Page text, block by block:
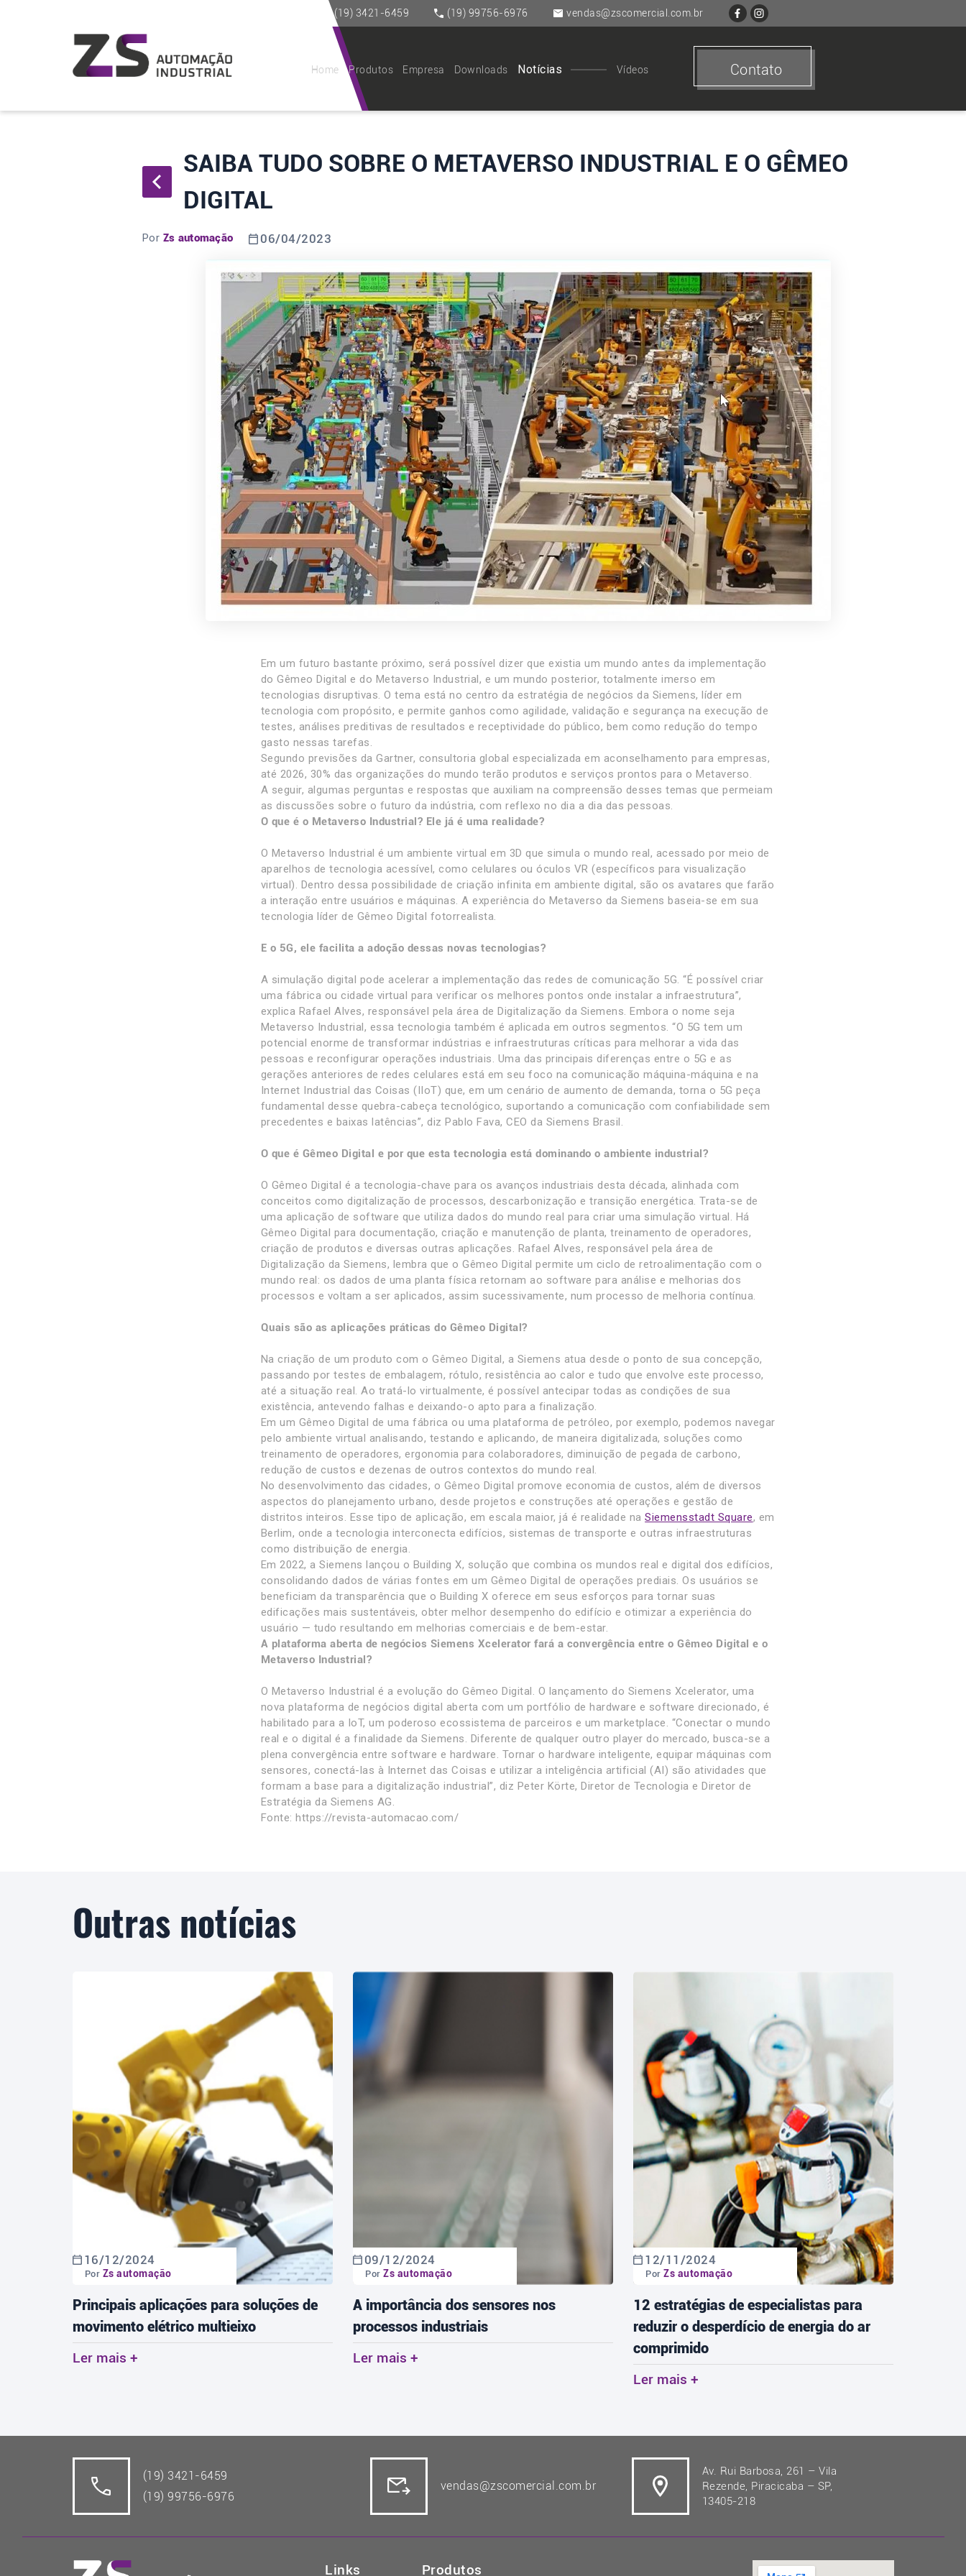
(19) 3421-6459 (19) 99756-6976 vendas@zscomercial.com.br
Home Produtos Empresa Downloads Notícias Vídeos Contato
SAIBA TUDO SOBRE O METAVERSO INDUSTRIAL E O GÊMEO
DIGITAL
Por Zs automação 06/04/2023
Em um futuro bastante próximo, será possível dizer que existia um mundo antes da implementação
do Gêmeo Digital e do Metaverso Industrial, e um mundo posterior, totalmente imerso em
tecnologias disruptivas. O tema está no centro da estratégia de negócios da Siemens, líder em
tecnologia com propósito, e permite ganhos como agilidade, validação e segurança na execução de
testes, análises preditivas de resultados e receptividade do público, bem como redução do tempo
gasto nessas tarefas.
Segundo previsões da Gartner, consultoria global especializada em aconselhamento para empresas,
até 2026, 30% das organizações do mundo terão produtos e serviços prontos para o Metaverso.
A seguir, algumas perguntas e respostas que auxiliam na compreensão desses temas que permeiam
as discussões sobre o futuro da indústria, com reflexo no dia a dia das pessoas.
O que é o Metaverso Industrial? Ele já é uma realidade?
O Metaverso Industrial é um ambiente virtual em 3D que simula o mundo real, acessado por meio de
aparelhos de tecnologia acessível, como celulares ou óculos VR (específicos para visualização
virtual). Dentro dessa possibilidade de criação infinita em ambiente digital, são os avatares que farão
a interação entre usuários e máquinas. A experiência do Metaverso da Siemens baseia-se em sua
tecnologia líder de Gêmeo Digital fotorrealista.
E o 5G, ele facilita a adoção dessas novas tecnologias?
A simulação digital pode acelerar a implementação das redes de comunicação 5G. “É possível criar
uma fábrica ou cidade virtual para verificar os melhores pontos onde instalar a infraestrutura”,
explica Rafael Alves, responsável pela área de Digitalização da Siemens. Embora o nome seja
Metaverso Industrial, essa tecnologia também é aplicada em outros segmentos. “O 5G tem um
potencial enorme de transformar indústrias e infraestruturas críticas para melhorar a vida das
pessoas e reconfigurar operações industriais. Uma das principais diferenças entre o 5G e as
gerações anteriores de redes celulares está em seu foco na comunicação máquina-máquina e na
Internet Industrial das Coisas (IIoT) que, em um cenário de aumento de demanda, torna o 5G peça
fundamental desse quebra-cabeça tecnológico, suportando a comunicação com confiabilidade sem
precedentes e baixas latências”, diz Pablo Fava, CEO da Siemens Brasil.
O que é Gêmeo Digital e por que esta tecnologia está dominando o ambiente industrial?
O Gêmeo Digital é a tecnologia-chave para os avanços industriais desta década, alinhada com
conceitos como digitalização de processos, descarbonização e transição energética. Trata-se de
uma aplicação de software que utiliza dados do mundo real para criar uma simulação virtual. Há
Gêmeo Digital para documentação, criação e manutenção de planta, treinamento de operadores,
criação de produtos e diversas outras aplicações. Rafael Alves, responsável pela área de
Digitalização da Siemens, lembra que o Gêmeo Digital permite um ciclo de retroalimentação com o
mundo real: os dados de uma planta física retornam ao software para análise e melhorias dos
processos e voltam a ser aplicados, assim sucessivamente, num processo de melhoria contínua.
Quais são as aplicações práticas do Gêmeo Digital?
Na criação de um produto com o Gêmeo Digital, a Siemens atua desde o ponto de sua concepção,
passando por testes de embalagem, rótulo, resistência ao calor e tudo que envolve este processo,
até a situação real. Ao tratá-lo virtualmente, é possível antecipar todas as condições de sua
existência, antevendo falhas e deixando-o apto para a finalização.
Em um Gêmeo Digital de uma fábrica ou uma plataforma de petróleo, por exemplo, podemos navegar
pelo ambiente virtual analisando, testando e aplicando, de maneira digitalizada, soluções como
treinamento de operadores, ergonomia para colaboradores, diminuição de pegada de carbono,
redução de custos e dezenas de outros contextos do mundo real.
No desenvolvimento das cidades, o Gêmeo Digital promove economia de custos, além de diversos
aspectos do planejamento urbano, desde projetos e construções até operações e gestão de
distritos inteiros. Esse tipo de aplicação, em escala maior, já é realidade naSiemensstadt Square, em
Berlim, onde a tecnologia interconecta edifícios, sistemas de transporte e outras infraestruturas
como distribuição de energia.
Em 2022, a Siemens lançou o Building X, solução que combina os mundos real e digital dos edifícios,
consolidando dados de várias fontes em um Gêmeo Digital de operações prediais. Os usuários se
beneficiam da transparência que o Building X oferece em seus esforços para tornar suas
edificações mais sustentáveis, obter melhor desempenho do edifício e otimizar a experiência do
usuário — tudo resultando em melhorias comerciais e de bem-estar.
A plataforma aberta de negócios Siemens Xcelerator fará a convergência entre o Gêmeo Digital e o
Metaverso Industrial?
O Metaverso Industrial é a evolução do Gêmeo Digital. O lançamento do Siemens Xcelerator, uma
nova plataforma de negócios digital aberta com um portfólio de hardware e software direcionado, é
habilitado para a IoT, um poderoso ecossistema de parceiros e um marketplace. “Conectar o mundo
real e o digital é a finalidade da Siemens. Diferente de qualquer outro player do mercado, busca-se a
plena convergência entre software e hardware. Tornar o hardware inteligente, equipar máquinas com
sensores, conectá-las à Internet das Coisas e utilizar a inteligência artificial (AI) são atividades que
formam a base para a digitalização industrial”, diz Peter Körte, Diretor de Tecnologia e Diretor de
Estratégia da Siemens AG.
Fonte: https://revista-automacao.com/
Outras notícias
16/12/2024
Por Zs automação
Principais aplicações para soluções de
movimento elétrico multieixo
Ler mais +
09/12/2024
PorZs automação
A importância dos sensores nos
processos industriais
Ler mais +
12/11/2024
PorZs automação
12 estratégias de especialistas para
reduzir o desperdício de energia do ar
comprimido
Ler mais +
(19) 3421-6459
(19) 99756-6976
vendas@zscomercial.com.br
Av. Rui Barbosa, 261 – Vila
Rezende, Piracicaba – SP,
13405-218
Links Produtos